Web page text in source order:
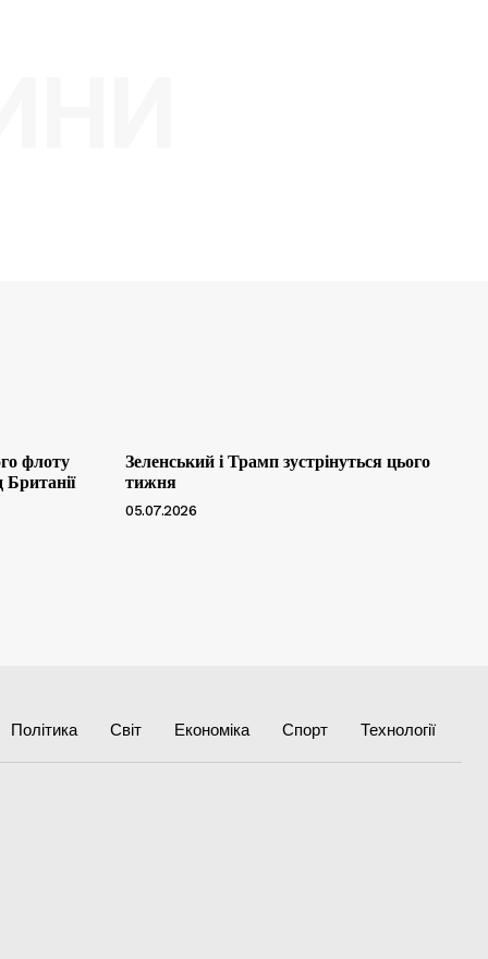
флоту
Зеленський і Трамп зустрінуться цього
тижня
05.07.2026
Політика Світ Економіка Спорт Технології